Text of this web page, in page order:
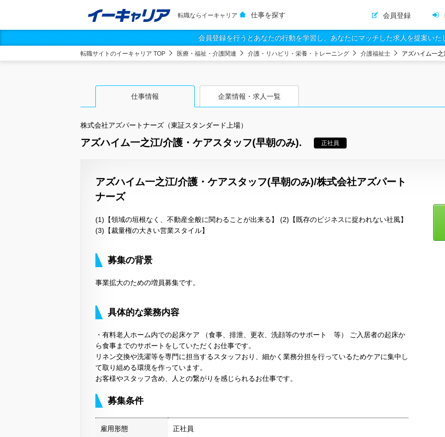
転職ならイーキャリア 仕事を探す 会員登録
会員登録を行うとあなたの行動を学習し、あなたにマッチした求人を提案いた
転職サイトのイーキャリア TOP 医療・福祉・介護関連 介護・リハビリ・栄養・トレーニング 介護福祉士 アズハイム一
仕事情報 企業情報・求人一覧
株式会社アズパートナーズ（東証スタンダード上場）
アズハイム一之江/介護・ケアスタッフ(早朝のみ). 正社員
アズハイム一之江/介護・ケアスタッフ(早朝のみ)/株式会社アズパート
ナーズ
(1)【領域の垣根なく、不動産全般に関わることが出来る】 (2)【既存のビジネスに捉われない社風】
(3)【裁量権の大きい営業スタイル】
募集の背景
事業拡大のための増員募集です。
具体的な業務内容
・有料老人ホーム内での起床ケア （食事、排泄、更衣、洗顔等のサポート 等） ご入居者の起床か
ら食事までのサポートをしていただくお仕事です。
リネン交換や洗濯等を専門に担当するスタッフおり、細かく業務分担を行っているためケアに集中し
て取り組める環境を作っています。
お客様やスタッフ含め、人との繋がりを感じられるお仕事です。
募集条件
雇用形態 正社員